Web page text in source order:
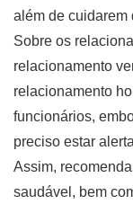
além de cuidarem
Sobre os
relacionamento
relacionamento
funcionários,
preciso estar
Assim,
saudável, bem